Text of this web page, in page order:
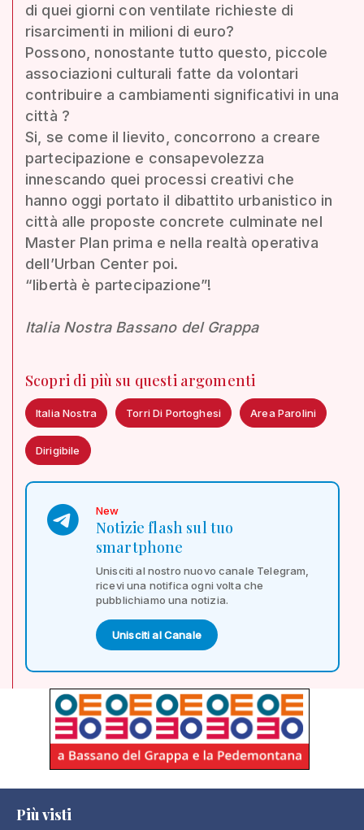
di quei giorni con ventilate richieste di
risarcimenti in milioni di euro?
Possono, nonostante tutto questo, piccole
associazioni culturali fatte da volontari
contribuire a cambiamenti significativi in una
città ?
Si, se come il lievito, concorrono a creare
partecipazione e consapevolezza
innescando quei processi creativi che
hanno oggi portato il dibattito urbanistico in
città alle proposte concrete culminate nel
Master Plan prima e nella realtà operativa
dell’Urban Center poi.
“libertà è partecipazione”!
Italia Nostra Bassano del Grappa
Scopri di più su questi argomenti
Italia Nostra Torri Di Portoghesi Area Parolini
Dirigibile
New
Notizie flash sul tuo
smartphone
Unisciti al nostro nuovo canale Telegram,
ricevi una notifica ogni volta che
pubblichiamo una notizia.
Unisciti al Canale
Più visti